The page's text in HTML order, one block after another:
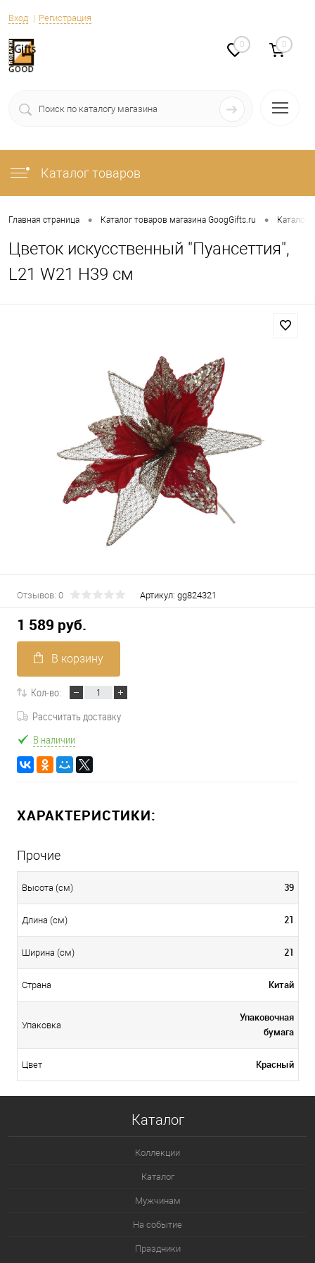
Вход Регистрация
0 0
Каталог товаров
Главная страница • Каталог товаров магазина GoogGifts.ru • Каталог
Цветок искусственный "Пуансеттия",
L21 W21 H39 см
Отзывов: 0 Артикул: gg824321
1 589 руб.
В корзину
Кол-во:
Рассчитать доставку
В наличии
ХАРАКТЕРИСТИКИ:
Прочие
Высота (см) 39
Длина (см) 21
Ширина (см) 21
Страна Китай
Упаковка
Упаковочная
бумага
Цвет Красный
Каталог
Коллекции
Каталог
Мужчинам
На событие
Праздники